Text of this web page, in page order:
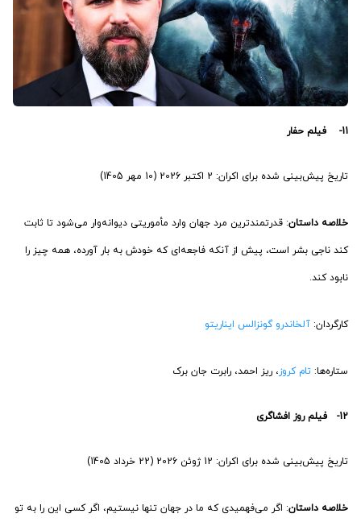
11- فیلم حفار
تاریخ پیش‌بینی شده برای اکران: 2 اکتبر 2026 (10 مهر 1405)
خلاصه داستان: قدرتمندترین مرد جهان وارد مأموریتی دیوانه‌وار می‌شود تا ثابت
کند ناجی بشر است، پیش از آنکه فاجعه‌ای که خودش به بار آورده، همه چیز را
نابود کند.
کارگردان: آلخاندرو گونزالس ایناریتو
ستاره‌ها: تام کروز، ریز احمد، رابرت جان برک
12- فیلم روز افشاگری
تاریخ پیش‌بینی شده برای اکران: 12 ژوئن 2026 (22 خرداد 1405)
خلاصه داستان: اگر می‌فهمیدی که ما در جهان تنها نیستیم، اگر کسی این را به تو